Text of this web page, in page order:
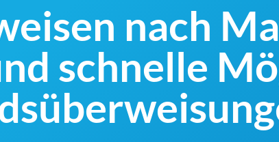
nach
schnelle